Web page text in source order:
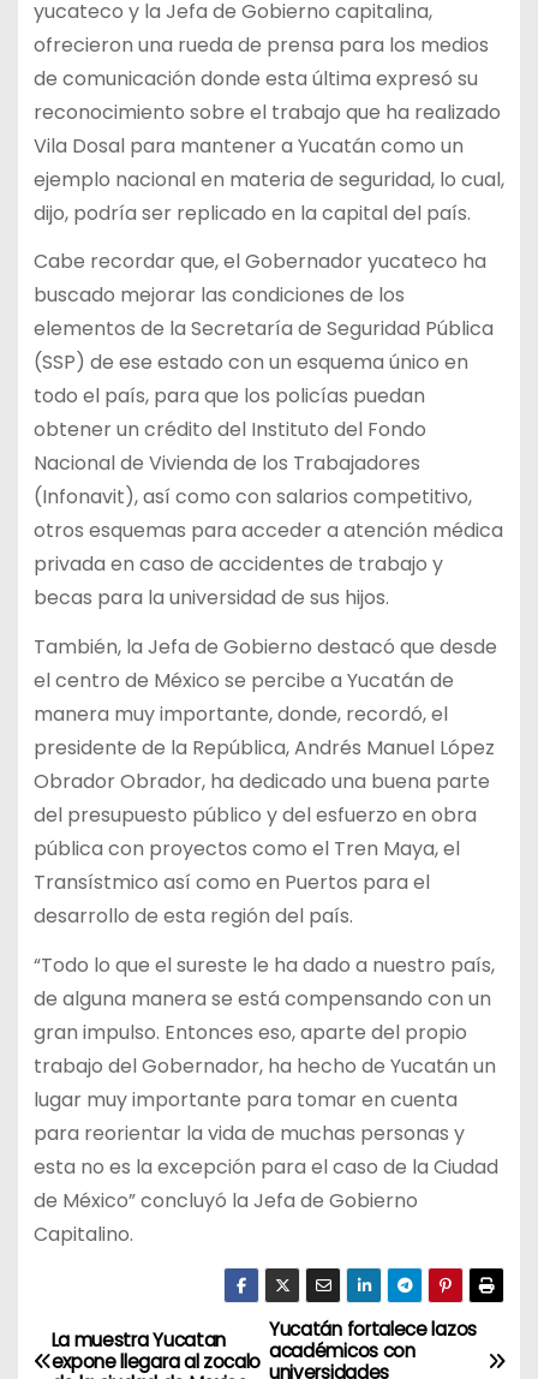
yucateco y la Jefa de Gobierno capitalina,
ofrecieron una rueda de prensa para los medios
de comunicación donde esta última expresó su
reconocimiento sobre el trabajo que ha realizado
Vila Dosal para mantener a Yucatán como un
ejemplo nacional en materia de seguridad, lo cual,
dijo, podría ser replicado en la capital del país.
Cabe recordar que, el Gobernador yucateco ha
buscado mejorar las condiciones de los
elementos de la Secretaría de Seguridad Pública
(SSP) de ese estado con un esquema único en
todo el país, para que los policías puedan
obtener un crédito del Instituto del Fondo
Nacional de Vivienda de los Trabajadores
(Infonavit), así como con salarios competitivo,
otros esquemas para acceder a atención médica
privada en caso de accidentes de trabajo y
becas para la universidad de sus hijos.
También, la Jefa de Gobierno destacó que desde
el centro de México se percibe a Yucatán de
manera muy importante, donde, recordó, el
presidente de la República, Andrés Manuel López
Obrador Obrador, ha dedicado una buena parte
del presupuesto público y del esfuerzo en obra
pública con proyectos como el Tren Maya, el
Transístmico así como en Puertos para el
desarrollo de esta región del país.
“Todo lo que el sureste le ha dado a nuestro país,
de alguna manera se está compensando con un
gran impulso. Entonces eso, aparte del propio
trabajo del Gobernador, ha hecho de Yucatán un
lugar muy importante para tomar en cuenta
para reorientar la vida de muchas personas y
esta no es la excepción para el caso de la Ciudad
de México” concluyó la Jefa de Gobierno
Capitalino.
N
Yucatán fortalece lazos
académicos con
universidades
La muestra Yucatan
expone llegara al zocalo